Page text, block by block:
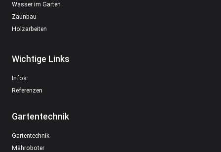
Wasser im Garten
Zaunbau
Holzarbeiten
Wichtige Links
Infos
Referenzen
Gartentechnik
Gartentechnik
Mähroboter